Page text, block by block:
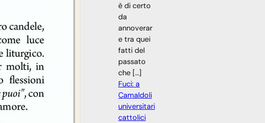
è di certo
da
annoverar
e tra quei
fatti del
passato
che […]
Fuci: a
Camaldoli
universitari
cattolici